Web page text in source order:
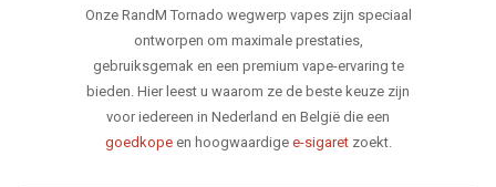
Onze RandM Tornado wegwerp vapes zijn speciaal
ontworpen om maximale prestaties,
gebruiksgemak en een premium vape-ervaring te
bieden. Hier leest u waarom ze de beste keuze zijn
voor iedereen in Nederland en België die een
goedkopeen hoogwaardige e-sigaretzoekt.